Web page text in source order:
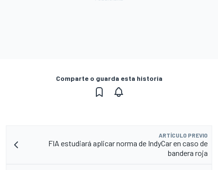
Comparte o guarda esta historia
ARTÍCULO PREVIO
FIA estudiará aplicar norma de IndyCar en caso de
bandera roja